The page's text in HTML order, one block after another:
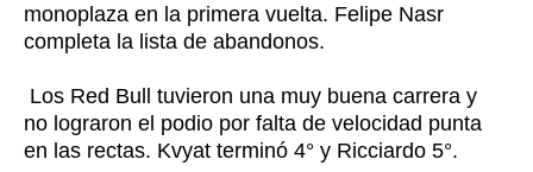
monoplaza en la primera vuelta. Felipe Nasr
completa la lista de abandonos.
Los Red Bull tuvieron una muy buena carrera y
no lograron el podio por falta de velocidad punta
en las rectas. Kvyat terminó 4° y Ricciardo 5°.